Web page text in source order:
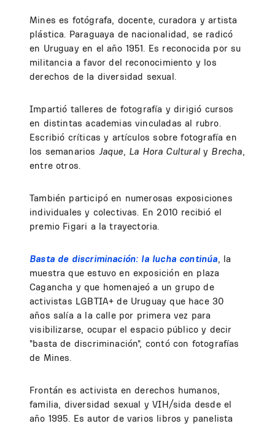
Mines es fotógrafa, docente, curadora y artista
plástica. Paraguaya de nacionalidad, se radicó
en Uruguay en el año 1951. Es reconocida por su
militancia a favor del reconocimiento y los
derechos de la diversidad sexual.
Impartió talleres de fotografía y dirigió cursos
en distintas academias vinculadas al rubro.
Escribió críticas y artículos sobre fotografía en
los semanarios Jaque, La Hora Culturaly Brecha,
entre otros.
También participó en numerosas exposiciones
individuales y colectivas. En 2010 recibió el
premio Figari a la trayectoria.
Basta de discriminación: la lucha continúa, la
muestra que estuvo en exposición en plaza
Cagancha y que homenajeó a un grupo de
activistas LGBTIA+ de Uruguay que hace 30
años salía a la calle por primera vez para
visibilizarse, ocupar el espacio público y decir
"basta de discriminación", contó con fotografías
de Mines.
Frontán es activista en derechos humanos,
familia, diversidad sexual y VIH/sida desde el
año 1995. Es autor de varios libros y panelista